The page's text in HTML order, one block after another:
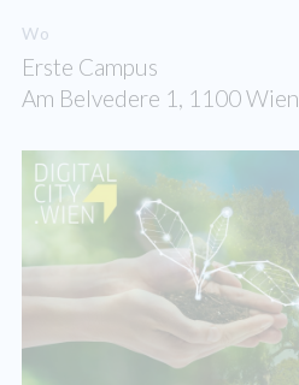
Wo
Erste Campus
Am Belvedere 1, 1100 Wien